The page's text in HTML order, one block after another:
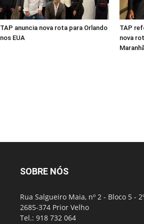
TAP anuncia nova rota para Orlando
nos EUA
TAP
nova
SOBRE NÓS
Rua Salgueiro Maia, nº 2 - Bloco 5 -
2685-374 Prior Velho
Tel.: 918 732 064